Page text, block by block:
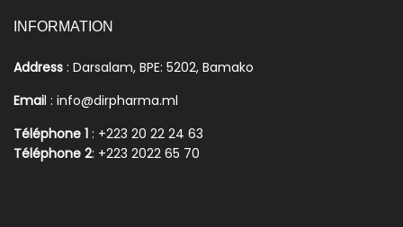
INFORMATION
Address : Darsalam, BPE: 5202, Bamako
Email : info@dirpharma.ml
Téléphone 1 : +223 20 22 24 63
Téléphone 2: +223 2022 65 70